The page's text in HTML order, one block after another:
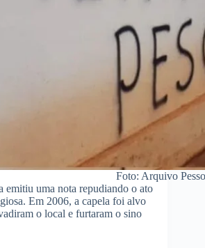
Foto: Arquivo
emitiu uma nota repudiando o ato
Em 2006, a capela foi alvo
o local e furtaram o sino